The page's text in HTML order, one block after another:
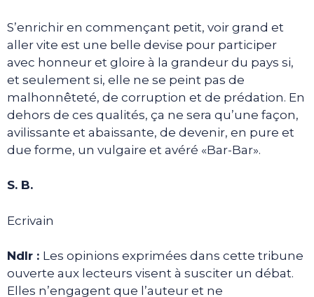
S’enrichir en commençant petit, voir grand et
aller vite est une belle devise pour participer
avec honneur et gloire à la grandeur du pays si,
et seulement si, elle ne se peint pas de
malhonnêteté, de corruption et de prédation. En
dehors de ces qualités, ça ne sera qu’une façon,
avilissante et abaissante, de devenir, en pure et
due forme, un vulgaire et avéré «Bar-Bar».
S. B.
Ecrivain
Ndlr : Les opinions exprimées dans cette tribune
ouverte aux lecteurs visent à susciter un débat.
Elles n’engagent que l’auteur et ne